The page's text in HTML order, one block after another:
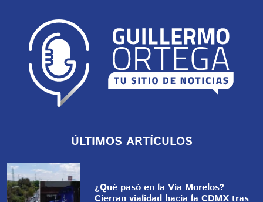
ÚLTIMOS ARTÍCULOS
¿Qué pasó en la Vía Morelos?
Cierran vialidad hacia la CDMX tras